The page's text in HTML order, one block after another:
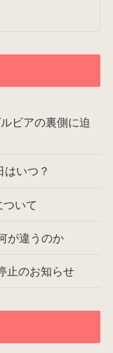
ビアの裏側に迫
いつ？
いて
が違うのか
止のお知らせ